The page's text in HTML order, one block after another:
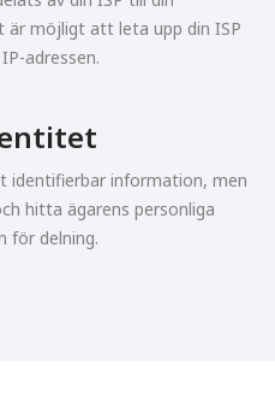
möjligt att leta upp din ISP
adressen.
identifierbar information, men
hitta ägarens personliga
för delning.